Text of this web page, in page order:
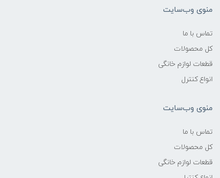
منوی وب‌سایت
تماس با ما
کل محصولات
قطعات لوازم خانگی
انواع کنترل
منوی وب‌سایت
تماس با ما
کل محصولات
قطعات لوازم خانگی